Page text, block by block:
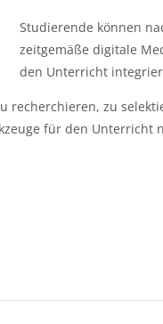
Studierende können
zeitgemäße digitale
den Unterricht
recherchieren, zu
für den Unterricht